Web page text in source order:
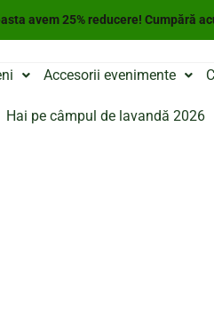
avem 25% reducere! Cumpără
Accesorii evenimente
Hai pe câmpul de lavandă 2026